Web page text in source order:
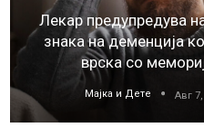
Лекар предупредува
знака на деменција
врска со
Мајка и Дете Авг